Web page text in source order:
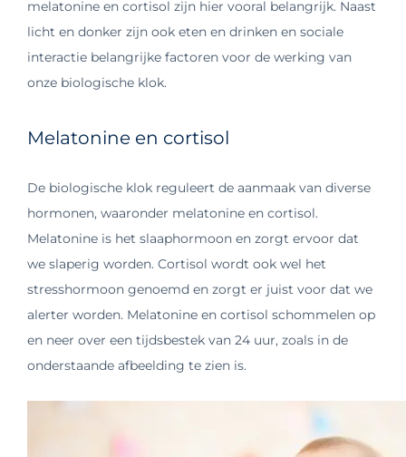
melatonine en cortisol zijn hier vooral belangrijk. Naast
licht en donker zijn ook eten en drinken en sociale
interactie belangrijke factoren voor de werking van
onze biologische klok.
Melatonine en cortisol
De biologische klok reguleert de aanmaak van diverse
hormonen, waaronder melatonine en cortisol.
Melatonine is het slaaphormoon en zorgt ervoor dat
we slaperig worden. Cortisol wordt ook wel het
stresshormoon genoemd en zorgt er juist voor dat we
alerter worden. Melatonine en cortisol schommelen op
en neer over een tijdsbestek van 24 uur, zoals in de
onderstaande afbeelding te zien is.